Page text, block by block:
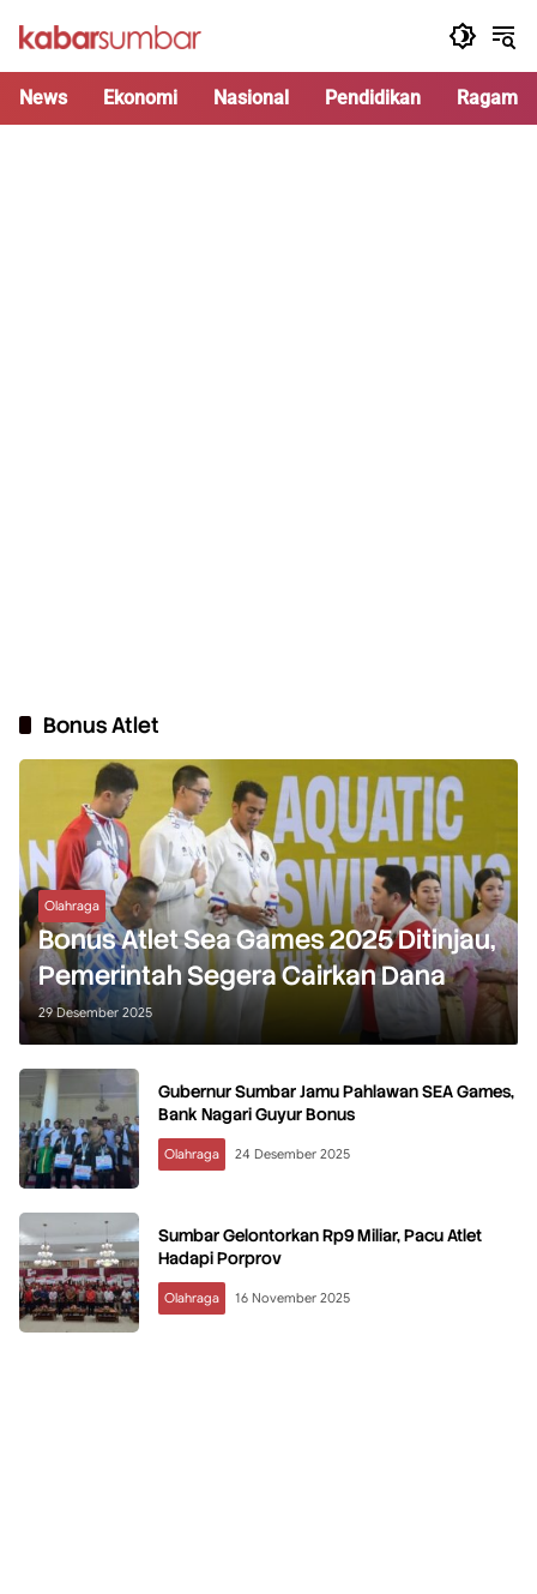
News Ekonomi Nasional Pendidikan Ragam
Bonus Atlet
Olahraga
Bonus Atlet Sea Games 2025 Ditinjau,
Pemerintah Segera Cairkan Dana
29 Desember 2025
Gubernur Sumbar Jamu Pahlawan SEA Games,
Bank Nagari Guyur Bonus
Olahraga 24 Desember 2025
Sumbar Gelontorkan Rp9 Miliar, Pacu Atlet
Hadapi Porprov
Olahraga 16 November 2025